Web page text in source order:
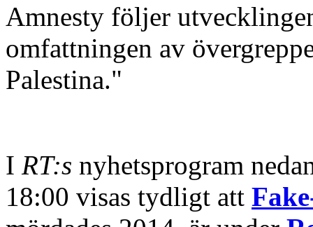
Amnesty följer
omfattningen av
Palestina."
I RT:s nyhetsprogram
18:00 visas tydligt att